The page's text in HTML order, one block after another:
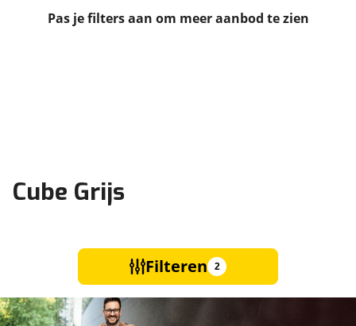
Pas je filters aan om meer aanbod te zien
Cube Grijs
Filteren 2